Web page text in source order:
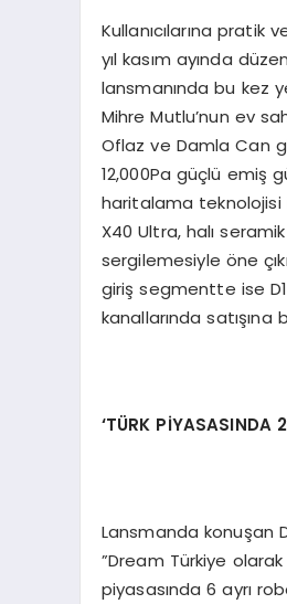
Kullanıcılarına
yıl kasım ayında
lansmanında bu kez
Mihre Mutlu’nun ev
Oflaz ve Damla Can
12,000Pa güçlü emiş
haritalama teknolojisi
X40 Ultra, halı
sergilemesiyle öne
giriş segmentte ise
kanallarında satışına
‘TÜRK PİYASASINDA
Lansmanda konuşan
”Dream Türkiye
piyasasında 6 ayrı